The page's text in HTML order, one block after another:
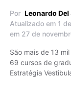
Por Leonardo Del
Atualizado em 1
em 27 de
São mais de 13
69 cursos de
Estratégia